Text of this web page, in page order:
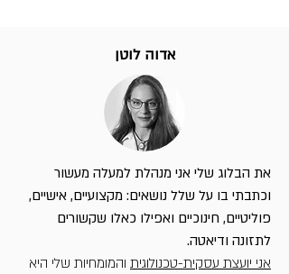
את הבלוג שלי אני מנהלת למעלה מעשור
וכתבתי בו על שלל נושאים: מקצועיים, אישיים,
פוליטיים, חינוכיים ואפילו כאלו שקשורים
לתזונה ודיאטה.
אני יועצת עסקית-טכנולוגית והמומחיות שלי היא
אדוה לוטן